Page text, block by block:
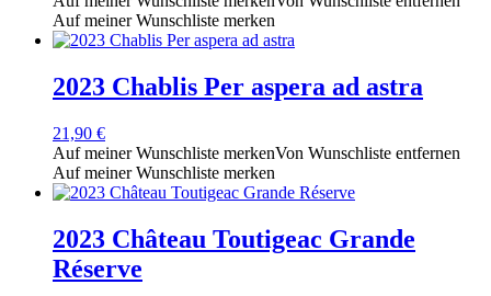
Auf meiner Wunschliste merken
2023 Chablis Per aspera ad astra
21,90 €
Auf meiner Wunschliste merkenVon Wunschliste entfernen
Auf meiner Wunschliste merken
2023 Château Toutigeac Grande
Réserve